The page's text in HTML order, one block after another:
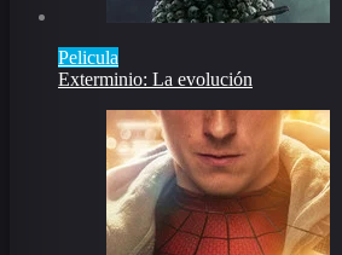
Pelicula
Exterminio: La evolución